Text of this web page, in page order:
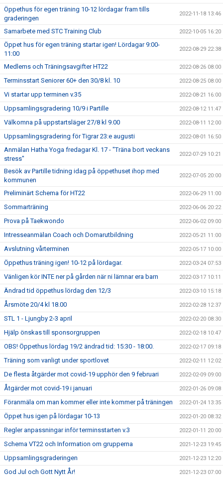
Öppethus för egen träning 10-12 lördagar fram tills
graderingen
2022-11-18 13:46
Samarbete med STC Training Club 2022-10-05 16:20
Öppet hus för egen träning startar igen! Lördagar 9:00-
11:00
2022-08-29 22:38
Medlems och Träningsavgifter HT22 2022-08-26 08:00
Terminsstart Seniorer 60+ den 30/8 kl. 10 2022-08-25 08:00
Vi startar upp terminen v.35 2022-08-21 16:00
Uppsamlingsgradering 10/9 i Partille 2022-08-12 11:47
Välkomna på uppstartsläger 27/8 kl 9.00 2022-08-11 12:00
Uppsamlingsgradering för Tigrar 23:e augusti 2022-08-01 16:50
Anmälan Hatha Yoga fredagar Kl. 17 - "Träna bort veckans
stress"
2022-07-29 10:21
Besök av Partille tidning idag på öppethuset ihop med
kommunen
2022-07-05 20:00
Preliminärt Schema för HT22 2022-06-29 11:00
Sommarträning 2022-06-06 20:22
Prova på Taekwondo 2022-06-02 09:00
Intresseanmälan Coach och Domarutbildning 2022-05-21 11:00
Avslutning vårterminen 2022-05-17 10:00
Öppethus träning igen! 10-12 på lördagar. 2022-03-24 07:53
Vänligen kör INTE ner på gården när ni lämnar era barn 2022-03-17 10:11
Ändrad tid öppethus lördag den 12/3 2022-03-10 15:18
Årsmöte 20/4 kl 18.00 2022-02-28 12:37
STL 1 - Ljungby 2-3 april 2022-02-20 08:30
Hjälp önskas till sponsorgruppen 2022-02-18 10:47
OBS! Öppethus lördag 19/2 ändrad tid: 15:30 - 18:00. 2022-02-17 09:18
Träning som vanligt under sportlovet 2022-02-11 12:02
De flesta åtgärder mot covid-19 upphör den 9 februari 2022-02-09 09:00
Åtgärder mot covid-19 i januari 2022-01-26 09:08
Föranmäla om man kommer eller inte kommer på träningen 2022-01-24 13:35
Öppet hus igen på lördagar 10-13 2022-01-20 08:32
Regler anpassningar inför terminsstarten v.3 2022-01-11 20:00
Schema VT22 och Information om grupperna 2021-12-23 19:45
Uppsamlingsgraderingen 2021-12-23 12:20
God Jul och Gott Nytt År! 2021-12-23 07:00